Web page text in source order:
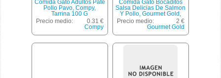
Comida Gato Adultos Pate
Pollo Pavo, Compy,
Tarrina 100 G
Precio medio:
0.31 €
Compy
Comida Gato Bocaditos
Salsa Delicias De Salmon
Y Pollo, Gourmet Gold,
Lata Pack 4 X 85 G - 340
G
Precio medio:
2 €
Gourmet Gold